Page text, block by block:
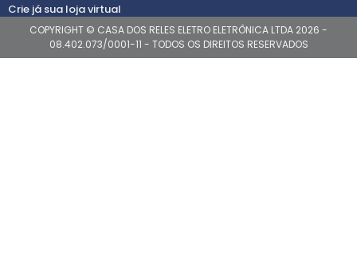
Crie já sua loja virtual
COPYRIGHT © CASA DOS RELES ELETRO ELETRÔNICA LTDA 2026 -
08.402.073/0001-11 - TODOS OS DIREITOS RESERVADOS